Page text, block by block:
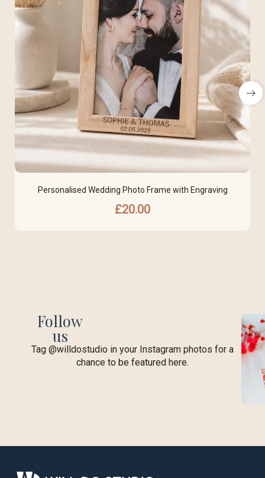
Personalised Wedding Photo Frame with Engraving
£20.00
Follow
us
Tag @willdostudio in your Instagram photos for a
chance to be featured here.